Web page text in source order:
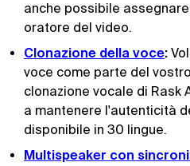
anche possibile
oratore del video.
Clonazione della voce:
voce come parte del
clonazione vocale di Rask
a mantenere l'autenticità
disponibile in 30 lingue.
Multispeaker con